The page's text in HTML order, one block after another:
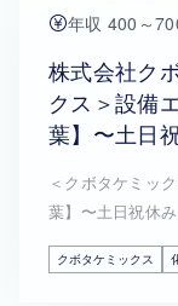
年収 400～
株式会社ク
クス＞設備
葉】〜土日
＜クボタケミッ
葉】〜土日祝休
クボタケミックス